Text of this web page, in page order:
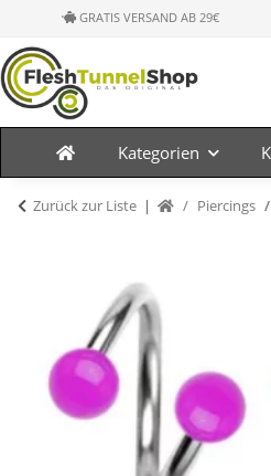
GRATIS VERSAND AB 29€
Kategorien
Zurück zur Liste Piercings